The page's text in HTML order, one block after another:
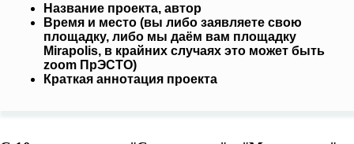
Название проекта, автор
Время и место (вы либо заявляете свою
площадку, либо мы даём вам площадку
Mirapolis, в крайних случаях это может быть
zoom ПрЭСТО)
Краткая аннотация проекта